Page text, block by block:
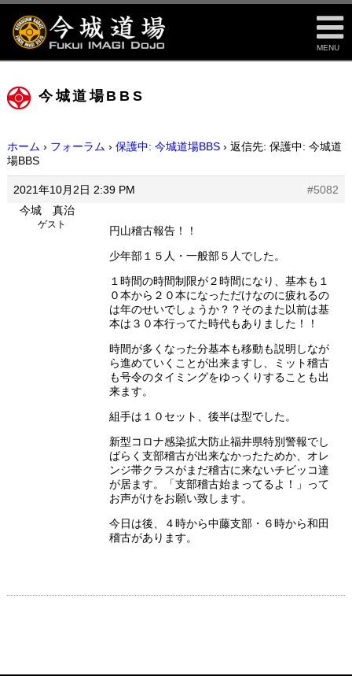
MENU
今城道場BBS
ホーム › フォーラム › 保護中: 今城道場BBS › 返信先: 保護中: 今城道
場BBS
2021年10月2日 2:39 PM
#5082
今城 真治
ゲスト
円山稽古報告！！
少年部１５人・一般部５人でした。
１時間の時間制限が２時間になり、基本も１
０本から２０本になっただけなのに疲れるの
は年のせいでしょうか？？そのまた以前は基
本は３０本行ってた時代もありました！！
時間が多くなった分基本も移動も説明しなが
ら進めていくことが出来ますし、ミット稽古
も号令のタイミングをゆっくりすることも出
来ます。
組手は１０セット、後半は型でした。
新型コロナ感染拡大防止福井県特別警報でし
ばらく支部稽古が出来なかったためか、オレ
ンジ帯クラスがまだ稽古に来ないチビッコ達
が居ます。「支部稽古始まってるよ！」って
お声がけをお願い致します。
今日は後、４時から中藤支部・６時から和田
稽古があります。